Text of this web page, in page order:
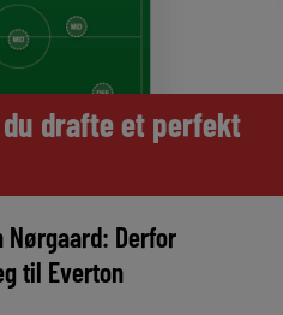
drafte et perfekt
Nørgaard: Derfor
til Everton